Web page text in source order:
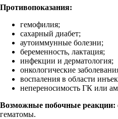
Противопоказания:
гемофилия;
сахарный диабет;
аутоиммунные болезни;
беременность, лактация;
инфекции и дерматология;
онкологические
воспаления в области
непереносимость ГК или
Возможные побочные реакции:
гематомы.